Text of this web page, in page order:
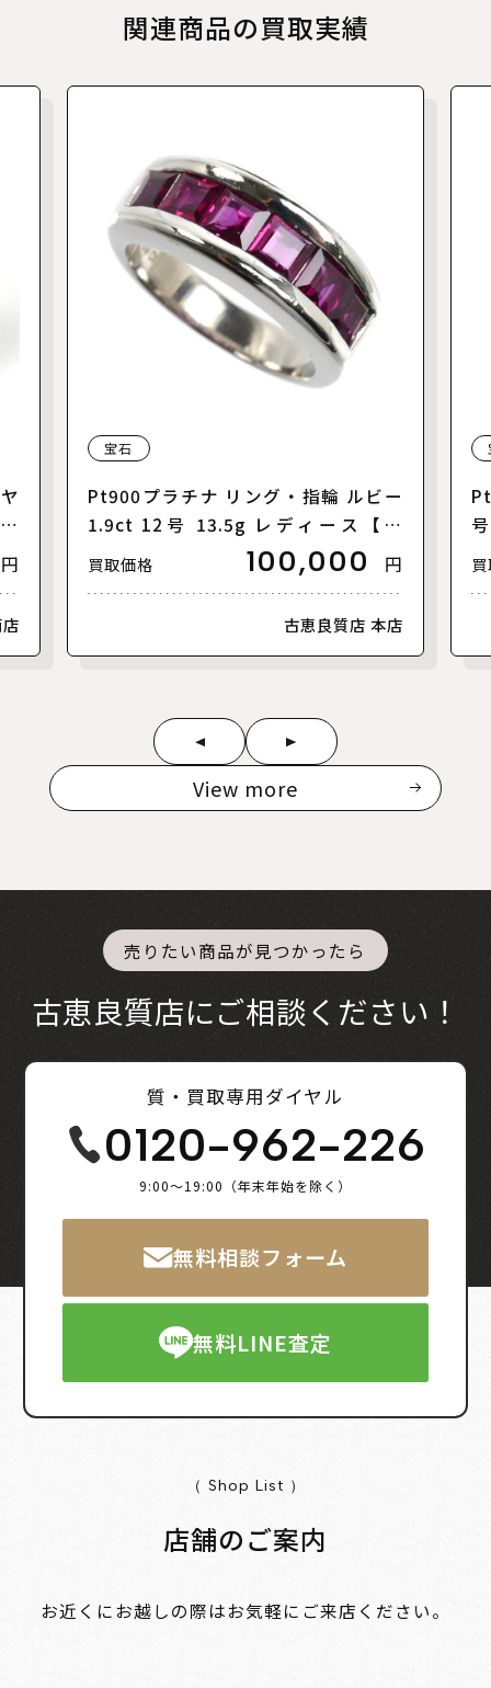
関連商品の買取実績
円
宝石
Pt900プラチナ リング・指輪 ルビー
1.9ct 12号 13.5g レディース【中
古】
買取価格 100,000 円
古恵良質店 本店
View more
売りたい商品が見つかったら
古恵良質店にご相談ください！
質・買取専用ダイヤル
0120-962-226
9:00～19:00（年末年始を除く）
無料相談フォーム
無料LINE査定
（ Shop List ）
店舗のご案内
お近くにお越しの際はお気軽にご来店ください。